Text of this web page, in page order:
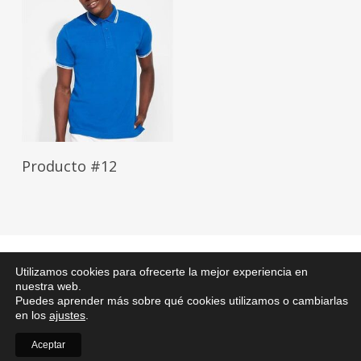
Leer Más
Producto #12
© 2026
Confecciones
Rovelo.
Aviso Legal
Desarrollado
Utilizamos cookies para ofrecerte la mejor experiencia en
nuestra web.
Puedes aprender más sobre qué cookies utilizamos o cambiarlas
en los ajustes
Aceptar